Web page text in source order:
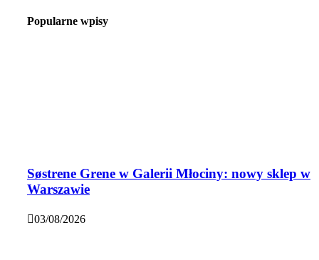
Popularne wpisy
Søstrene Grene w Galerii Młociny: nowy sklep w
Warszawie
03/08/2026